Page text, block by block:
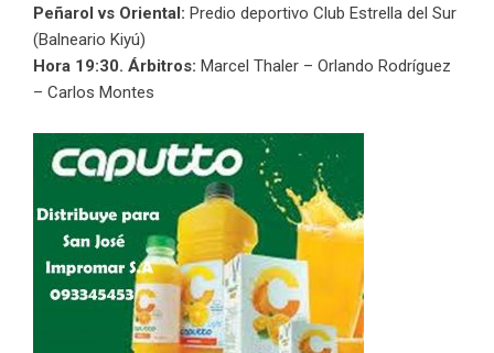
Peñarol vs Oriental: Predio deportivo Club Estrella del Sur
(Balneario Kiyú)
Hora 19:30. Árbitros: Marcel Thaler – Orlando Rodríguez
– Carlos Montes